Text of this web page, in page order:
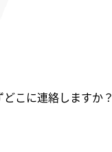
こに連絡しますか？